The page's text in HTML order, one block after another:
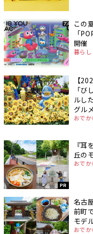
この
「
開催
暮らし
【
「
ルし
グル
おでか
PR
『
丘の
おでか
名古
前町
モデ
おでか